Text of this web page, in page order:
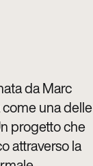
da Marc
come una delle
progetto che
attraverso la